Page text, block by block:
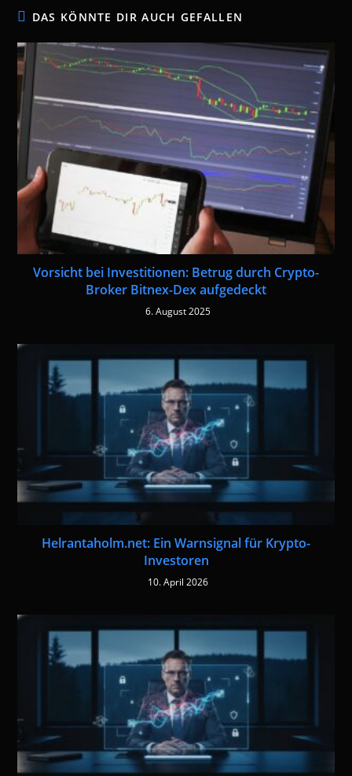
DAS KÖNNTE DIR AUCH GEFALLEN
Vorsicht bei Investitionen: Betrug durch Crypto-
Broker Bitnex-Dex aufgedeckt
6. August 2025
Helrantaholm.net: Ein Warnsignal für Krypto-
Investoren
10. April 2026